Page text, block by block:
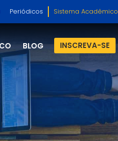
Periódicos Sistema Acadêmico
BLOG INSCREVA-SE